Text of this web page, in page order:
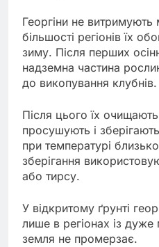
Георгіни не
більшості регіонів їх
зиму. Після перших
надземна частина
до викопування клубнів.
Після цього їх очищають
просушують і
при температурі
зберігання
або тирсу.
У відкритому ґрунті
лише в регіонах із
земля не промерзає.